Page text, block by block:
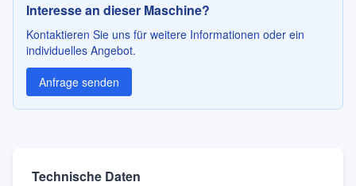
Deutsch English
Interesse an dieser Maschine?
Kontaktieren Sie uns für weitere Informationen oder ein
individuelles Angebot.
Anfrage senden
Technische Daten